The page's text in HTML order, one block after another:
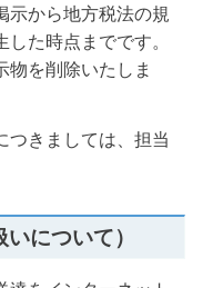
示から地方税法の規
た時点までです。
物を削除いたしま
つきましては、担当
について）